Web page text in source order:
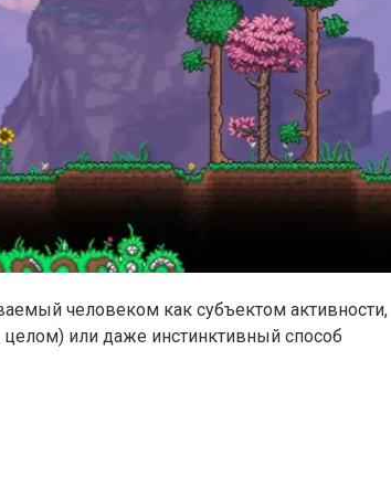
человеком как субъектом активности,
целом) или даже инстинктивный способ